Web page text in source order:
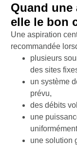
Quand une
elle le bon
Une aspiration
recommandée
plusieurs
des sites
un système
prévu,
des débits
une
une solution